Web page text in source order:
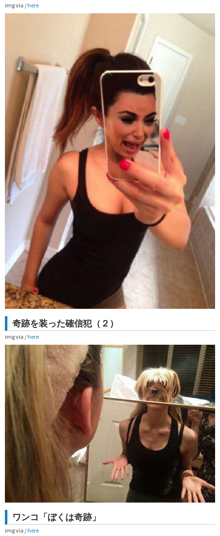
img via / here
奇跡を装った確信犯（２）
img via / here
ワンコ「ぼくは奇跡」
img via / here